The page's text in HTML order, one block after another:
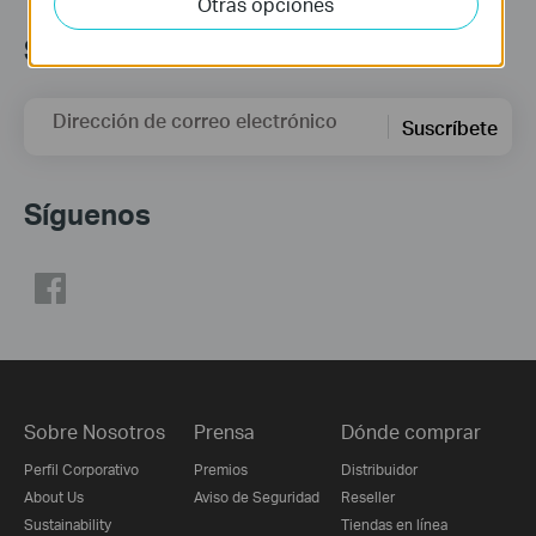
Suscripción
Dirección de correo electrónico Suscríbete
Síguenos
Sobre Nosotros
Perfil Corporativo
About Us
Sustainability
Prensa
Premios
Aviso de Seguridad
Dónde comprar
Distribuidor
Reseller
Tiendas en línea